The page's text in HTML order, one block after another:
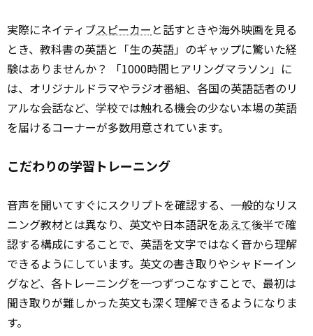
実際にネイティブスピーカー と話すときや海外映画を見る
とき、教科書の英語と「生の英語」のギャップに驚いた経
験はありませんか？ 「1000時間ヒアリングマラソン」に
は、オリジナルドラマやラジオ番組、各国の英語話者のリ
アルな会話など、学校では触れる機会の少ない本場の英語
を届けるコーナーが多数用意されています。
こだわりの学習トレーニング
音声を聞いてすぐにスクリプトを確認する、一般的なリス
ニング教材とは異なり、英文や日本語訳をあえて後半で確
認する構成にすることで、英語を文字ではなく音から理解
できるようにしています。英文の書き取りやシャドーイン
グなど、各トレーニングを一つずつこなすことで、最初は
聞き取りが難しかった英文も深く理解できるようになりま
す。